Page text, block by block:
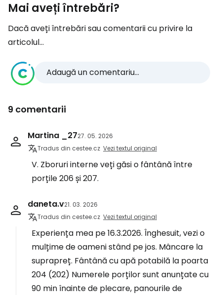
Mai aveți întrebări?
Dacă aveți întrebări sau comentarii cu privire la
articolul...
Adaugă un comentariu...
9 comentarii
Martina _2727. 05. 2026
Tradus din cestee.cz Vezi textul original
V. Zboruri interne veți găsi o fântână între
porțile 206 și 207.
daneta.v21. 03. 2026
Tradus din cestee.cz Vezi textul original
Experiența mea pe 16.3.2026. Înghesuit, vezi o
mulțime de oameni stând pe jos. Mâncare la
suprapreț. Fântână cu apă potabilă la poarta
204 (202) Numerele porților sunt anunțate cu
90 min înainte de plecare, panourile de